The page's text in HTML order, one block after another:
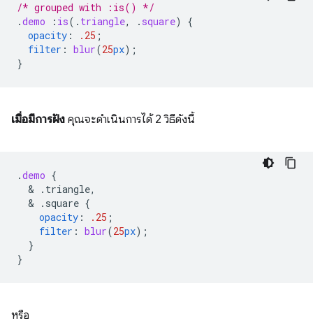
/* grouped with :is() */
.demo : is( . triangle, . square)
{
opacity : .25 ;
filter : blur(25px);
}
เมื่อมีการฝัง คุณจะดำเนินการได้ 2 วิธีดังนี้
.demo {
  &
.triangle,
  &
.square {
opacity : .25 ;
filter : blur(25px);
}
}
หรือ